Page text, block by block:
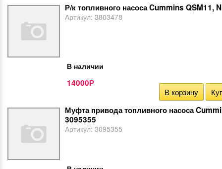
Р/к топливного насоса Cummins QSM11,
Артикул: 3803478
В наличии
14000Р
В корзину
Муфта привода топливного насоса
3095355
Артикул: 3095355